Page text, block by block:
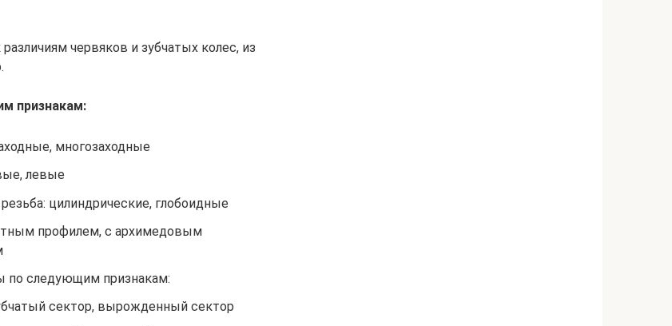
червяков и зубчатых колес, из
признакам:
многозаходные
левые
цилиндрические, глобоидные
профилем, с архимедовым
по следующим признакам:
сектор, вырожденный сектор